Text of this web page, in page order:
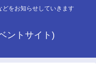
をお知らせしていきます
ントサイト)